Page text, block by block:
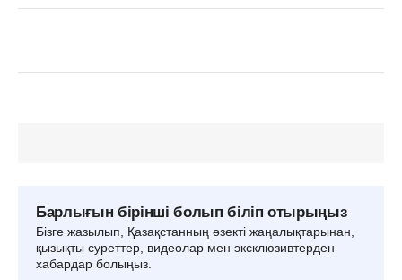
Барлығын бірінші болып біліп отырыңыз
Бізге жазылып, Қазақстанның өзекті жаңалықтарынан,
қызықты суреттер, видеолар мен эксклюзивтерден
хабардар болыңыз.